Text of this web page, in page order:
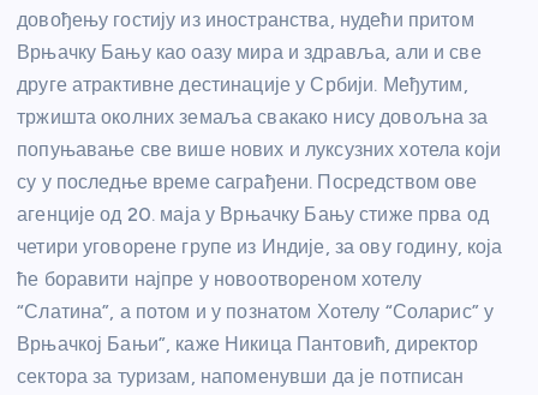
довођењу гостију из иностранства, нудећи притом
Врњачку Бању као оазу мира и здравља, али и све
друге атрактивне дестинације у Србији. Међутим,
тржишта околних земаља свакако нису довољна за
попуњавање све више нових и луксузних хотела који
су у последње време саграђени. Посредством ове
агенције од 20. маја у Врњачку Бању стиже прва од
четири уговорене групе из Индије, за ову годину, која
ће боравити најпре у новоотвореном хотелу
“Слатина”, а потом и у познатом Хотелу “Соларис” у
Врњачкој Бањи”, каже Никица Пантовић, директор
сектора за туризам, напоменувши да је потписан